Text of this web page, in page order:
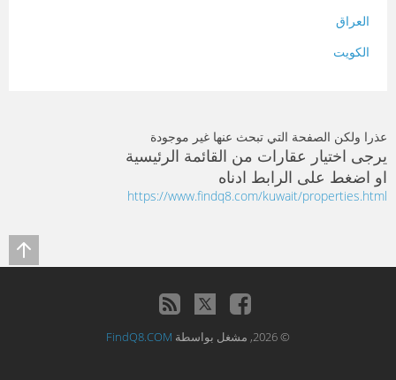
العراق
الكويت
سلطنة عمان
فلسطين
قطر
تونس
عذرا ولكن الصفحة التي تبحث عنها غير موجودة
يرجى اختيار عقارات من القائمة الرئيسية
او اضغط على الرابط ادناه
https://www.findq8.com/kuwait/properties.html
© 2026, مشغل بواسطة FindQ8.COM